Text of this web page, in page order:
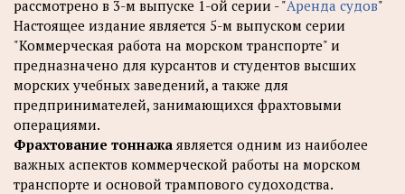
рассмотрено в 3-м выпуске 1-ой серии - "Аренда судов"
Настоящее издание является 5-м выпуском серии
"Коммерческая работа на морском транспорте" и
предназначено для курсантов и студентов высших
морских учебных заведений, а также для
предпринимателей, занимающихся фрахтовыми
операциями.
Фрахтование тоннажаявляется одним из наиболее
важных аспектов коммерческой работы на морском
транспорте и основой трампового судоходства.